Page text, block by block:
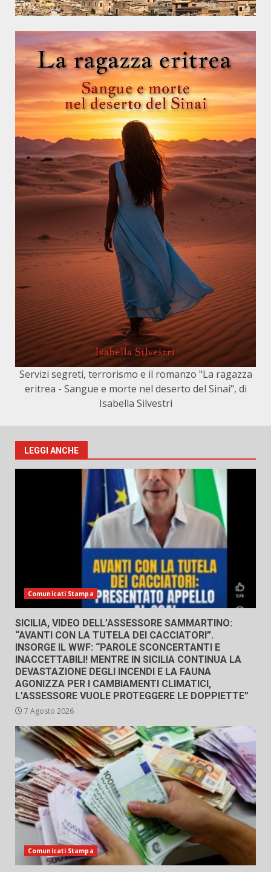
Servizi segreti, terrorismo e il romanzo "La ragazza
eritrea - Sangue e morte nel deserto del Sinai", di
Isabella Silvestri
LEGGI ANCHE
Comunicati Stampa
SICILIA, VIDEO DELL’ASSESSORE SAMMARTINO:
“AVANTI CON LA TUTELA DEI CACCIATORI”.
INSORGE IL WWF: “PAROLE SCONCERTANTI E
INACCETTABILI! MENTRE IN SICILIA CONTINUA LA
DEVASTAZIONE DEGLI INCENDI E LA FAUNA
AGONIZZA PER I CAMBIAMENTI CLIMATICI,
L’ASSESSORE VUOLE PROTEGGERE LE DOPPIETTE”
7 Agosto 2026
Comunicati Stampa